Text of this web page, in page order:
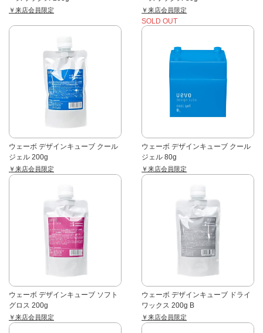
￥来店会員限定 ￥来店会員限定
SOLD OUT
ウェーボ デザインキューブ クール
ジェル 200g
￥来店会員限定
ウェーボ デザインキューブ クール
ジェル 80g
￥来店会員限定
ウェーボ デザインキューブ ソフト
グロス 200g
￥来店会員限定
ウェーボ デザインキューブ ドライ
ワックス 200g B
￥来店会員限定